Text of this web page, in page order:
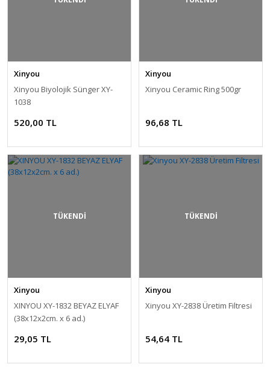
Xinyou
Xinyou Biyolojik Sünger XY-
1038
520,00 TL
Xinyou
Xinyou Ceramic Ring 500gr
96,68 TL
TÜKENDİ
Xinyou
XINYOU XY-1832 BEYAZ ELYAF
(38x12x2cm. x 6 ad.)
29,05 TL
TÜKENDİ
Xinyou
Xinyou XY-2838 Üretim Filtresi
54,64 TL